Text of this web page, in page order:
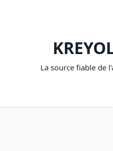
La source fiable de